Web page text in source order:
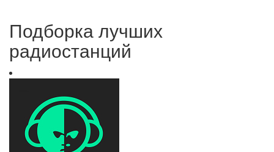
Подборка лучших
радиостанций